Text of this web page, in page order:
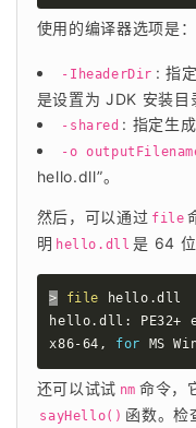
使用的编译器选项是：
-IheaderDir : 指
是设置为 JDK 安装目
-shared : 指定生成
-o
hello.dll”。
然后，可以通过 file
明 hello.dll 是 64
> file hello.dll
hello.dll: PE32+
x86-64, for MS
还可以试试 nm 命令，
sayHello() 函数。检